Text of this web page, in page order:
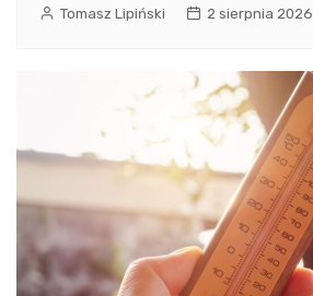
Tomasz Lipiński 2 sierpnia 2026